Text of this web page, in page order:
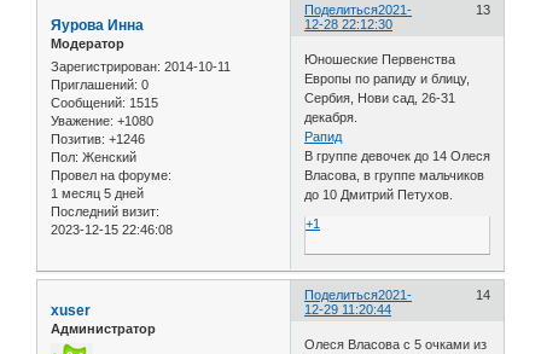
Поделиться 13
2021-
12-28 22:12:30
Яурова Инна
Модератор
Зарегистрирован: 2014-10-11
Приглашений: 0
Сообщений: 1515
Уважение: +1080
Позитив: +1246
Пол: Женский
Провел на форуме:
1 месяц 5 дней
Последний визит:
2023-12-15 22:46:08
Юношеские Первенства
Европы по рапиду и блицу,
Сербия, Нови сад, 26-31
декабря.
Рапид
В группе девочек до 14 Олеся
Власова, в группе мальчиков
до 10 Дмитрий Петухов.
+1
Поделиться 14
2021-
12-29 11:20:44
xuser
Администратор
Олеся Власова с 5 очками из